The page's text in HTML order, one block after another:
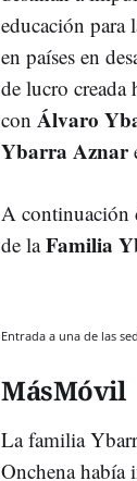
educación para
en países en
de lucro creada
con Álvaro
Ybarra Aznar
A continuación
de laFamilia
Entrada a una de las
MásMóvil
La familia
Onchena había